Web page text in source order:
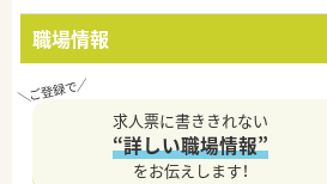
職場情報
求人票に書ききれない
“詳しい職場情報”
をお伝えします！